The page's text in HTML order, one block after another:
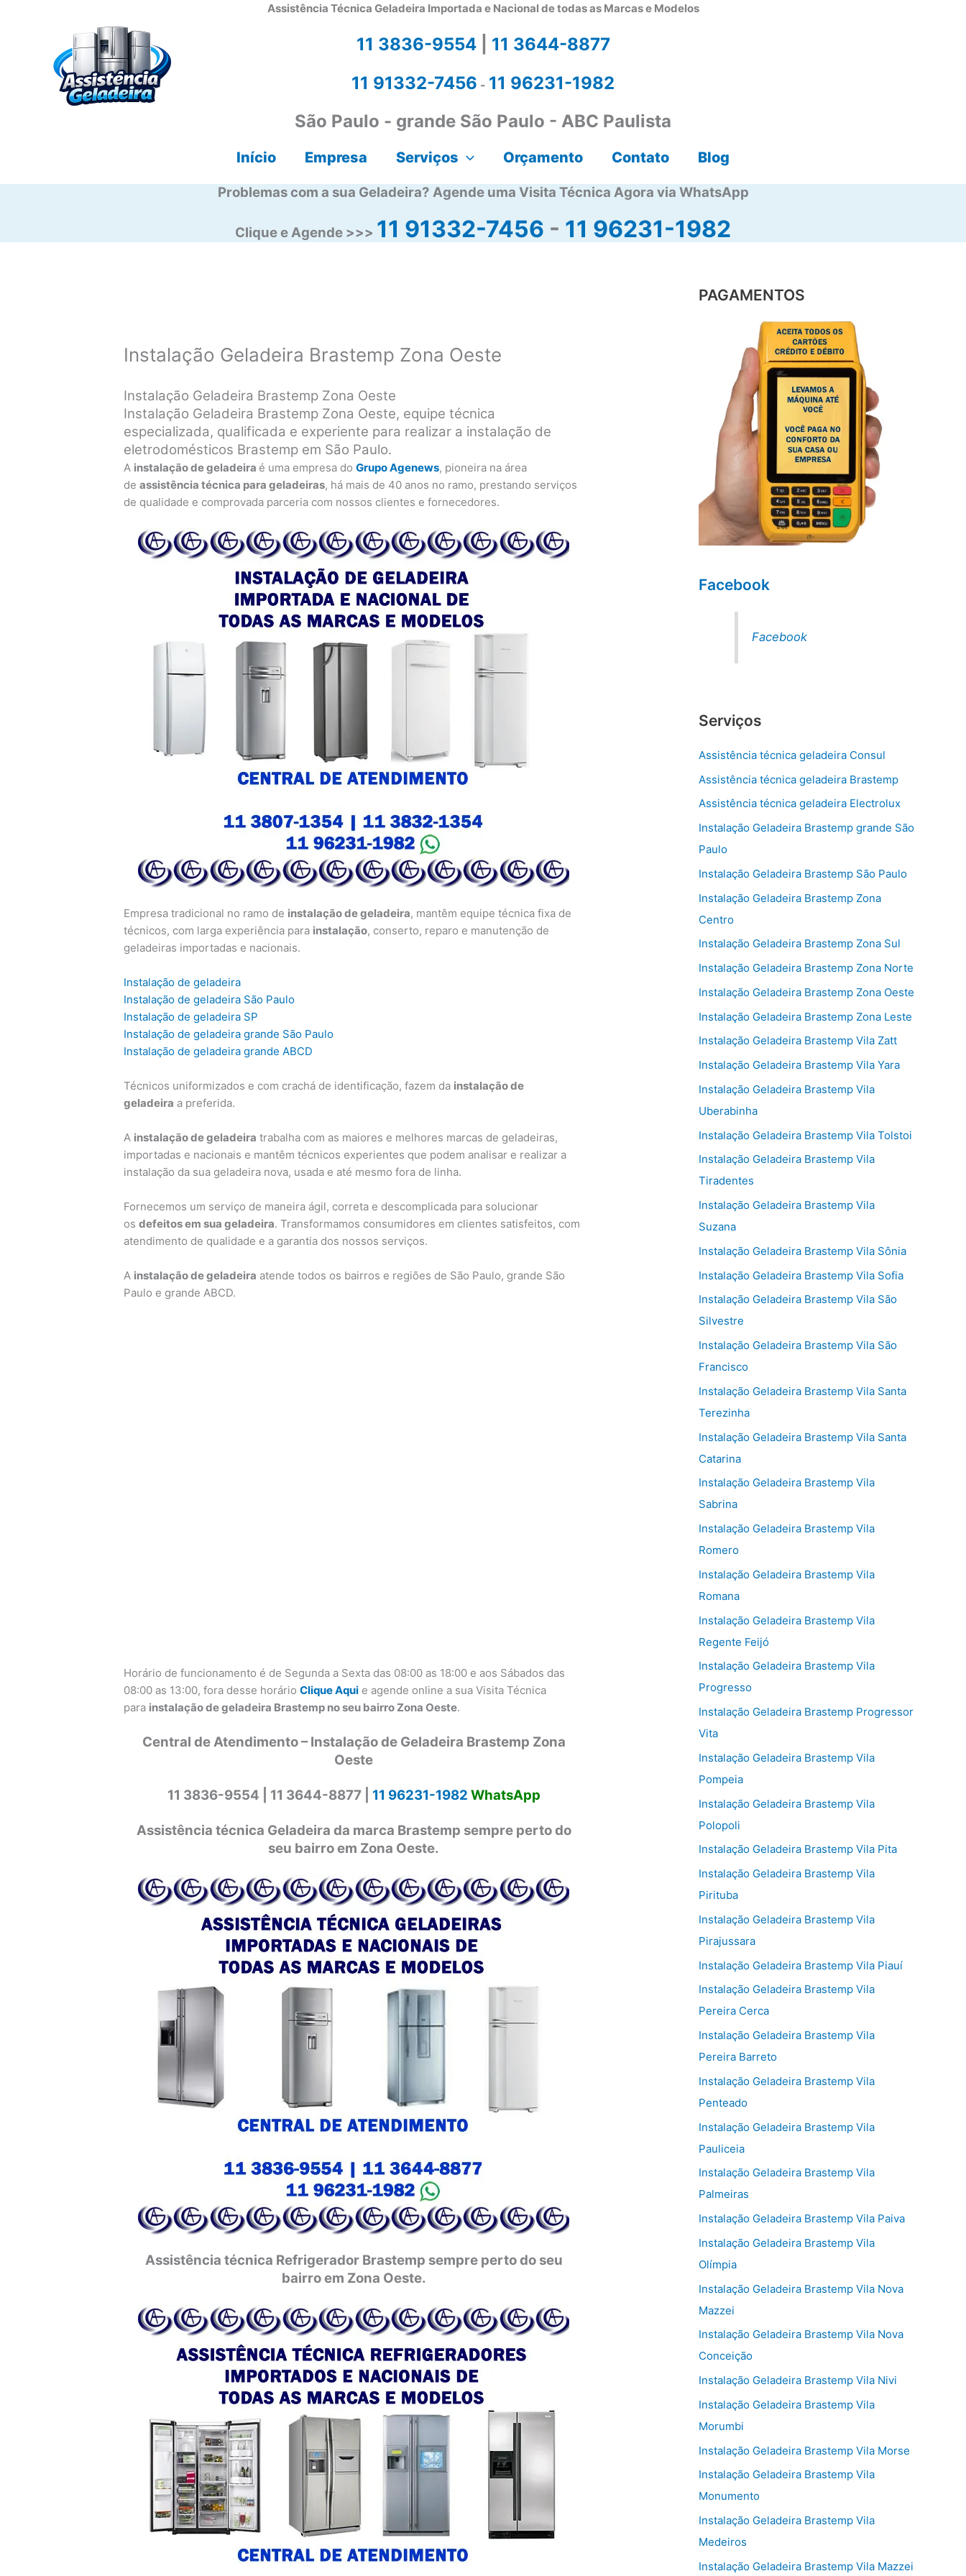
Assistência Técnica Geladeira Importada e Nacional de todas as Marcas e Modelos
11 3836-9554| 11 3644-8877
11 91332-7456 - 11 96231-1982
São Paulo - grande São Paulo - ABC Paulista
Início Empresa Serviços Orçamento Contato Blog
Problemas com a sua Geladeira? Agende uma Visita Técnica Agora via WhatsApp
Clique e Agende >>> 11 91332-7456 - 11 96231-1982
Instalação Geladeira Brastemp Zona Oeste
Instalação Geladeira Brastemp Zona Oeste
Instalação Geladeira Brastemp Zona Oeste, equipe técnica
especializada, qualificada e experiente para realizar a instalação de
eletrodomésticos Brastemp em São Paulo.
A instalação de geladeira é uma empresa doGrupo Agenews, pioneira na área
deassistência técnica para geladeiras, há mais de 40 anos no ramo, prestando serviços
de qualidade e comprovada parceria com nossos clientes e fornecedores.
Empresa tradicional no ramo de instalação de geladeira, mantêm equipe técnica fixa de
técnicos, com larga experiência para instalação, conserto, reparo e manutenção de
geladeiras importadas e nacionais.
Instalação de geladeira
Instalação de geladeira São Paulo
Instalação de geladeira SP
Instalação de geladeira grande São Paulo
Instalação de geladeira grande ABCD
Técnicos uniformizados e com crachá de identificação, fazem da instalação de
geladeira a preferida.
A instalação de geladeira trabalha com as maiores e melhores marcas de geladeiras,
importadas e nacionais e mantêm técnicos experientes que podem analisar e realizar a
instalação da sua geladeira nova, usada e até mesmo fora de linha.
Fornecemos um serviço de maneira ágil, correta e descomplicada para solucionar
osdefeitos em sua geladeira. Transformamos consumidores em clientes satisfeitos, com
atendimento de qualidade e a garantia dos nossos serviços.
A instalação de geladeira atende todos os bairros e regiões de São Paulo, grande São
Paulo e grande ABCD.
Horário de funcionamento é de Segunda a Sexta das 08:00 as 18:00 e aos Sábados das
08:00 as 13:00, fora desse horárioClique Aqui e agende online a sua Visita Técnica
para instalação de geladeira Brastemp no seu bairro Zona Oeste.
Central de Atendimento – Instalação de Geladeira Brastemp Zona
Oeste
11 3836-9554 | 11 3644-8877 | 11 96231-1982 WhatsApp
Assistência técnica Geladeira da marca Brastemp sempre perto do
seu bairro em Zona Oeste.
Assistência técnica Refrigerador Brastemp sempre perto do seu
bairro em Zona Oeste.
PAGAMENTOS
Facebook
Facebook
Serviços
Assistência técnica geladeira Consul
Assistência técnica geladeira Brastemp
Assistência técnica geladeira Electrolux
Instalação Geladeira Brastemp grande São
Paulo
Instalação Geladeira Brastemp São Paulo
Instalação Geladeira Brastemp Zona
Centro
Instalação Geladeira Brastemp Zona Sul
Instalação Geladeira Brastemp Zona Norte
Instalação Geladeira Brastemp Zona Oeste
Instalação Geladeira Brastemp Zona Leste
Instalação Geladeira Brastemp Vila Zatt
Instalação Geladeira Brastemp Vila Yara
Instalação Geladeira Brastemp Vila
Uberabinha
Instalação Geladeira Brastemp Vila Tolstoi
Instalação Geladeira Brastemp Vila
Tiradentes
Instalação Geladeira Brastemp Vila
Suzana
Instalação Geladeira Brastemp Vila Sônia
Instalação Geladeira Brastemp Vila Sofia
Instalação Geladeira Brastemp Vila São
Silvestre
Instalação Geladeira Brastemp Vila São
Francisco
Instalação Geladeira Brastemp Vila Santa
Terezinha
Instalação Geladeira Brastemp Vila Santa
Catarina
Instalação Geladeira Brastemp Vila
Sabrina
Instalação Geladeira Brastemp Vila
Romero
Instalação Geladeira Brastemp Vila
Romana
Instalação Geladeira Brastemp Vila
Regente Feijó
Instalação Geladeira Brastemp Vila
Progresso
Instalação Geladeira Brastemp Progressor
Vita
Instalação Geladeira Brastemp Vila
Pompeia
Instalação Geladeira Brastemp Vila
Polopoli
Instalação Geladeira Brastemp Vila Pita
Instalação Geladeira Brastemp Vila
Pirituba
Instalação Geladeira Brastemp Vila
Pirajussara
Instalação Geladeira Brastemp Vila Piauí
Instalação Geladeira Brastemp Vila
Pereira Cerca
Instalação Geladeira Brastemp Vila
Pereira Barreto
Instalação Geladeira Brastemp Vila
Penteado
Instalação Geladeira Brastemp Vila
Pauliceia
Instalação Geladeira Brastemp Vila
Palmeiras
Instalação Geladeira Brastemp Vila Paiva
Instalação Geladeira Brastemp Vila
Olímpia
Instalação Geladeira Brastemp Vila Nova
Mazzei
Instalação Geladeira Brastemp Vila Nova
Conceição
Instalação Geladeira Brastemp Vila Nivi
Instalação Geladeira Brastemp Vila
Morumbi
Instalação Geladeira Brastemp Vila Morse
Instalação Geladeira Brastemp Vila
Monumento
Instalação Geladeira Brastemp Vila
Medeiros
Instalação Geladeira Brastemp Vila Mazzei